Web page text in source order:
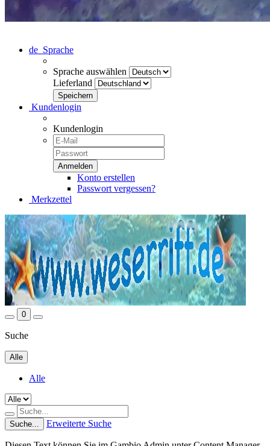
de Sprache
Sprache auswählen
Lieferland
Kundenlogin
Kundenlogin
Konto erstellen
Passwort vergessen?
Merkzettel
0
Suche
Alle
Alle
Suche... Erweiterte Suche